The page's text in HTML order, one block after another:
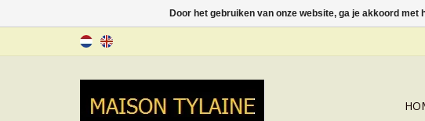
Door het gebruiken van onze website, ga je akkoord